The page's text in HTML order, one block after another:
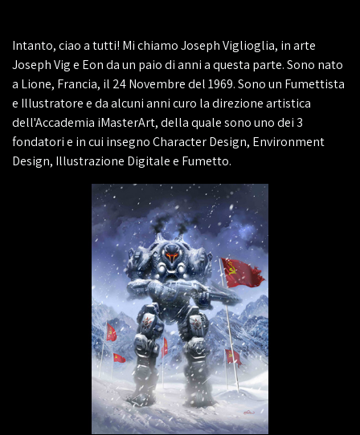
Intanto, ciao a tutti! Mi chiamo Joseph Viglioglia, in arte
Joseph Vig e Eon da un paio di anni a questa parte. Sono nato
a Lione, Francia, il 24 Novembre del 1969. Sono un Fumettista
e Illustratore e da alcuni anni curo la direzione artistica
dell'Accademia iMasterArt, della quale sono uno dei 3
fondatori e in cui insegno Character Design, Environment
Design, Illustrazione Digitale e Fumetto.